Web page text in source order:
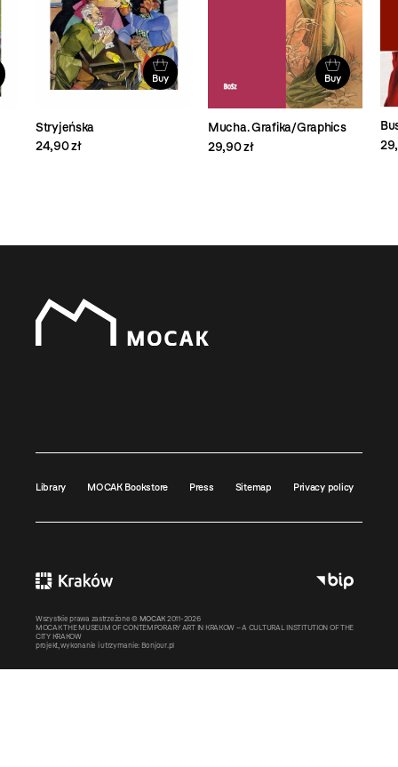
Buy
Stryjeńska
24,90 zł
Buy
Mucha. Grafika/Graphics
29,90 zł
Library MOCAK Bookstore Press Sitemap Privacy policy
Wszystkie prawa zastrzeżone © MOCAK 2011-2026
MOCAK THE MUSEUM OF CONTEMPORARY ART IN KRAKOW – A CULTURAL INSTITUTION OF THE
CITY KRAKOW
projekt, wykonanie i utrzymanie: Bonjour.pl